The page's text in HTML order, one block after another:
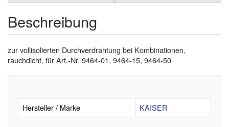
Beschreibung
zur vollisolierten Durchverdrahtung bei Kombinationen,
rauchdicht, für Art.-Nr. 9464-01, 9464-15, 9464-50
Hersteller / Marke KAISER